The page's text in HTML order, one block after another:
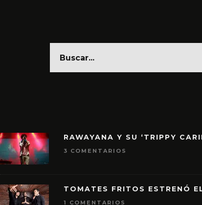
RAWAYANA Y SU ‘TRIPPY
3 COMENTARIOS
TOMATES FRITOS ESTRENÓ
1 COMENTARIOS